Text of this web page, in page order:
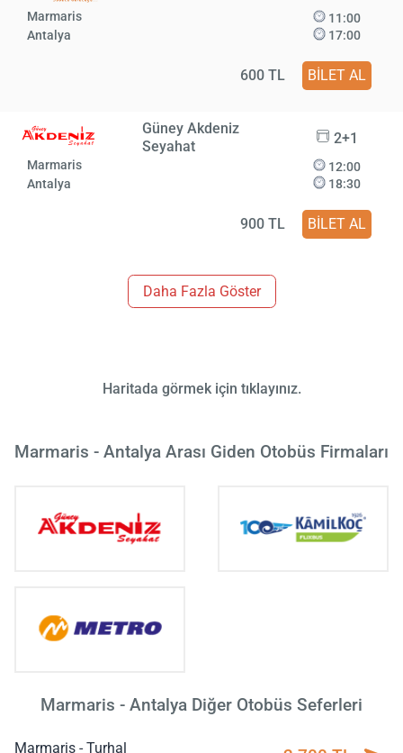
Marmaris
Antalya
11:00
17:00
600 TL BİLET AL
Güney Akdeniz
Seyahat
2+1
Marmaris
Antalya
12:00
18:30
900 TL BİLET AL
Daha Fazla Göster
Haritada görmek için tıklayınız.
Marmaris - Antalya Arası Giden Otobüs Firmaları
Marmaris - Antalya Diğer Otobüs Seferleri
Marmaris - Turhal